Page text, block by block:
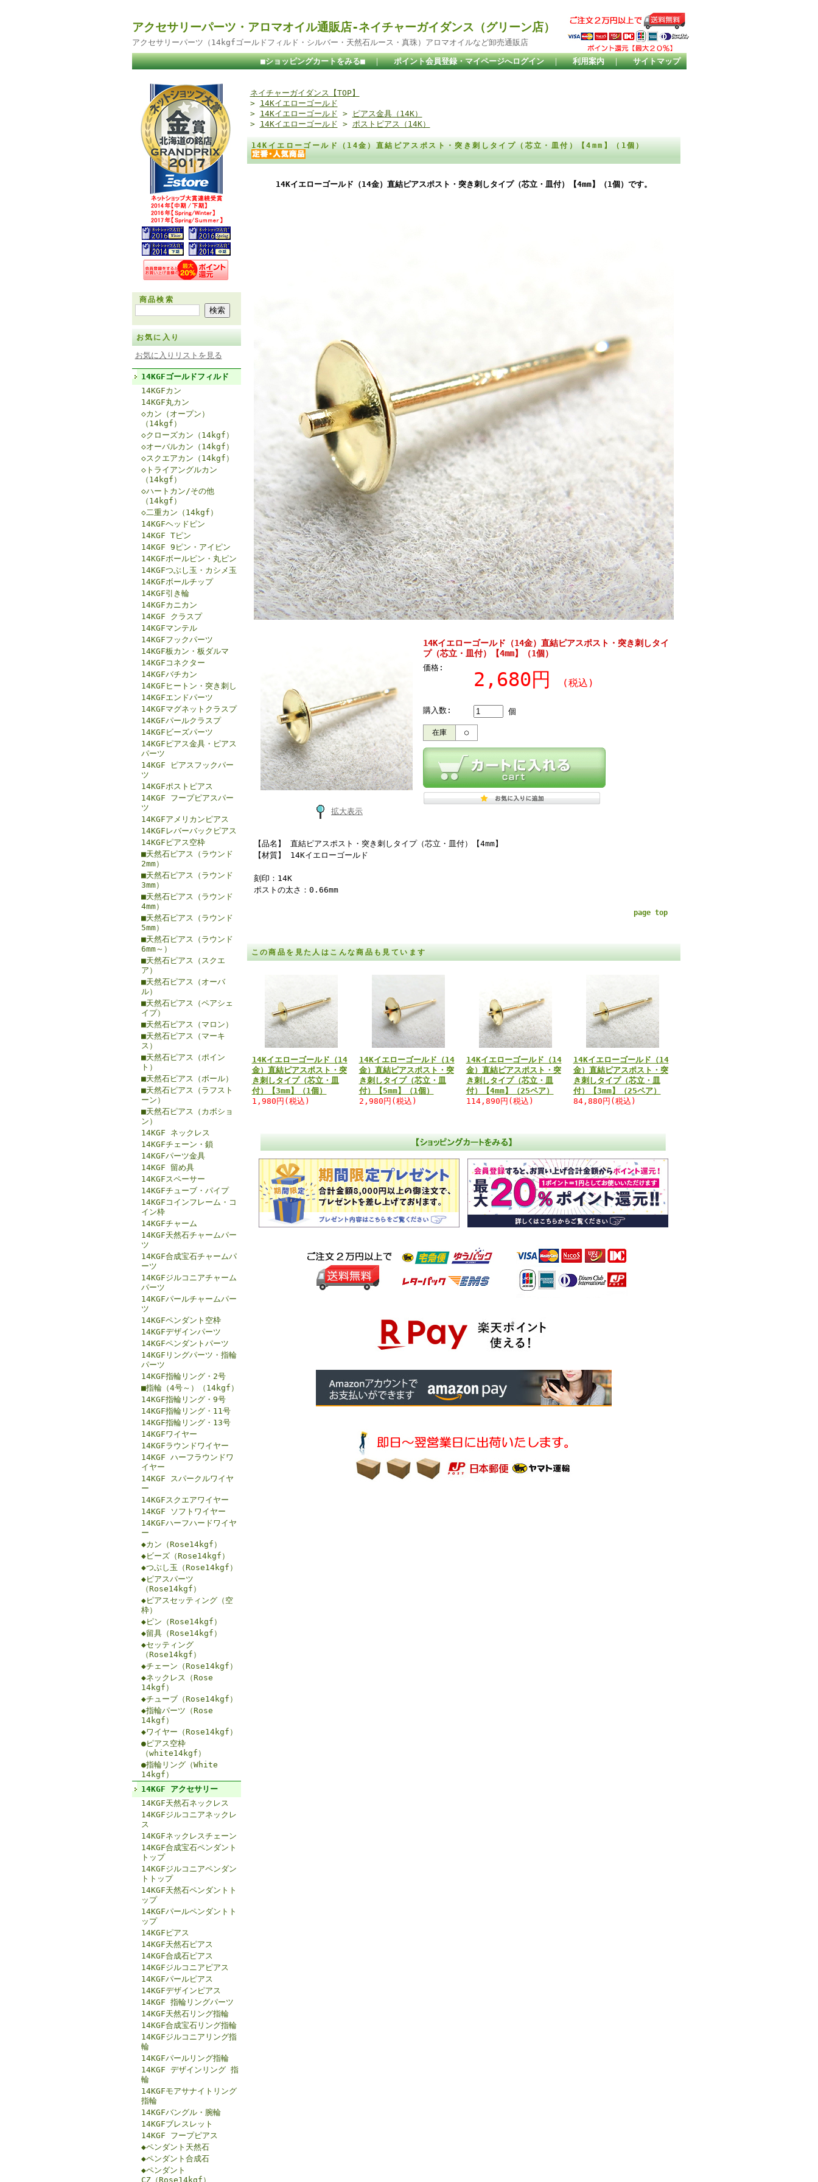
アクセサリーパーツ・アロマオイル通販店-ネイチャーガイダンス（グリーン店）
アクセサリーパーツ（14kgfゴールドフィルド・シルバー・天然石ルース・真珠）アロマオイルなど卸売通販店
■ショッピングカートをみる■ ｜ ポイント会員登録・マイページへログイン ｜ 利用案内 ｜ サイトマップ
商品検索
お気に入り
お気に入りリストを見る
14KGFゴールドフィルド
14KGFカン
14KGF丸カン
◇カン（オープン）
（14kgf）
◇クローズカン（14kgf）
◇オーバルカン（14kgf）
◇スクエアカン（14kgf）
◇トライアングルカン
（14kgf）
◇ハートカン/その他
（14kgf）
◇二重カン（14kgf）
14KGFヘッドピン
14KGF Tピン
14KGF 9ピン・アイピン
14KGFボールピン・丸ピン
14KGFつぶし玉・カシメ玉
14KGFボールチップ
14KGF引き輪
14KGFカニカン
14KGF クラスプ
14KGFマンテル
14KGFフックパーツ
14KGF板カン・板ダルマ
14KGFコネクター
14KGFバチカン
14KGFヒートン・突き刺し
14KGFエンドパーツ
14KGFマグネットクラスプ
14KGFパールクラスプ
14KGFビーズパーツ
14KGFピアス金具・ピアス
パーツ
14KGF ピアスフックパー
ツ
14KGFポストピアス
14KGF フープピアスパー
ツ
14KGFアメリカンピアス
14KGFレバーバックピアス
14KGFピアス空枠
■天然石ピアス（ラウンド
2mm）
■天然石ピアス（ラウンド
3mm）
■天然石ピアス（ラウンド
4mm）
■天然石ピアス（ラウンド
5mm）
■天然石ピアス（ラウンド
6mm～）
■天然石ピアス（スクエ
ア）
■天然石ピアス（オーバ
ル）
■天然石ピアス（ペアシェ
イプ）
■天然石ピアス（マロン）
■天然石ピアス（マーキ
ス）
■天然石ピアス（ポイン
ト）
■天然石ピアス（ボール）
■天然石ピアス（ラフスト
ーン）
■天然石ピアス（カボショ
ン）
14KGF ネックレス
14KGFチェーン・鎖
14KGFパーツ金具
14KGF 留め具
14KGFスペーサー
14KGFチューブ・パイプ
14KGFコインフレーム・コ
イン枠
14KGFチャーム
14KGF天然石チャームパー
ツ
14KGF合成宝石チャームパ
ーツ
14KGFジルコニアチャーム
パーツ
14KGFパールチャームパー
ツ
14KGFペンダント空枠
14KGFデザインパーツ
14KGFペンダントパーツ
14KGFリングパーツ・指輪
パーツ
14KGF指輪リング・2号
■指輪（4号～）（14kgf）
14KGF指輪リング・9号
14KGF指輪リング・11号
14KGF指輪リング・13号
14KGFワイヤー
14KGFラウンドワイヤー
14KGF ハーフラウンドワ
イヤー
14KGF スパークルワイヤ
ー
14KGFスクエアワイヤー
14KGF ソフトワイヤー
14KGFハーフハードワイヤ
ー
◆カン（Rose14kgf）
◆ビーズ（Rose14kgf）
◆つぶし玉（Rose14kgf）
◆ピアスパーツ
（Rose14kgf）
◆ピアスセッティング（空
枠）
◆ピン（Rose14kgf）
◆留具（Rose14kgf）
◆セッティング
（Rose14kgf）
◆チェーン（Rose14kgf）
◆ネックレス（Rose
14kgf）
◆チューブ（Rose14kgf）
◆指輪パーツ（Rose
14kgf）
◆ワイヤー（Rose14kgf）
●ピアス空枠
（white14kgf）
●指輪リング（White
14kgf）
14KGF アクセサリー
14KGF天然石ネックレス
14KGFジルコニアネックレ
ス
14KGFネックレスチェーン
14KGF合成宝石ペンダント
トップ
14KGFジルコニアペンダン
トトップ
14KGF天然石ペンダントト
ップ
14KGFパールペンダントト
ップ
14KGFピアス
14KGF天然石ピアス
14KGF合成石ピアス
14KGFジルコニアピアス
14KGFパールピアス
14KGFデザインピアス
14KGF 指輪リングパーツ
14KGF天然石リング指輪
14KGF合成宝石リング指輪
14KGFジルコニアリング指
輪
14KGFパールリング指輪
14KGF デザインリング 指
輪
14KGFモアサナイトリング
指輪
14KGFバングル・腕輪
14KGFブレスレット
14KGF フープピアス
◆ペンダント天然石
◆ペンダント合成石
◆ペンダント
CZ（Rose14kgf）
ネイチャーガイダンス【TOP】
> 14Kイエローゴールド
> 14Kイエローゴールド >
ピアス金具（14K）
> 14Kイエローゴールド > ポストピアス（14K）
14Kイエローゴールド（14金）直結ピアスポスト・突き刺しタイプ（芯立・皿付）【4mm】（1個）
14Kイエローゴールド（14金）直結ピアスポスト・突き刺しタイプ（芯立・皿付）【4mm】（1個）です。
拡大表示
14Kイエローゴールド（14金）直結ピアスポスト・突き刺しタイ
プ（芯立・皿付）【4mm】（1個）
価格:
2,680円 (税込)
購入数: 個
在庫 ○
【品名】 直結ピアスポスト・突き刺しタイプ（芯立・皿付）【4mm】
【材質】 14Kイエローゴールド
刻印：14K
ポストの太さ：0.66mm
page top
この商品を見た人はこんな商品も見ています
14Kイエローゴールド（14
金）直結ピアスポスト・突
き刺しタイプ（芯立・皿
付）【3mm】（1個）
1,980円(税込)
14Kイエローゴールド（14
金）直結ピアスポスト・突
き刺しタイプ（芯立・皿
付）【5mm】（1個）
2,980円(税込)
14Kイエローゴールド（14
金）直結ピアスポスト・突
き刺しタイプ（芯立・皿
付）【4mm】（25ペア）
114,890円(税込)
14Kイエローゴールド（14
金）直結ピアスポスト・突
き刺しタイプ（芯立・皿
付）【3mm】（25ペア）
84,880円(税込)